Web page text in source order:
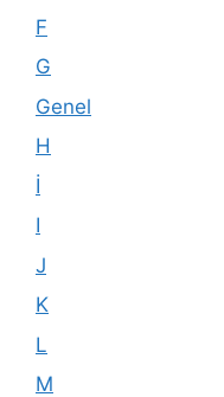
F
G
Genel
H
İ
I
J
K
L
M